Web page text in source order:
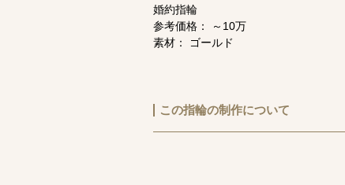
婚約指輪
参考価格： ～10万
素材： ゴールド
この指輪の制作について